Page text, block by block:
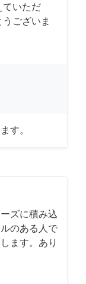
ていただ
ございま
す。
ズに積み込
のある人で
ます。あり